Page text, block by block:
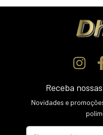
Receba
Novidades e